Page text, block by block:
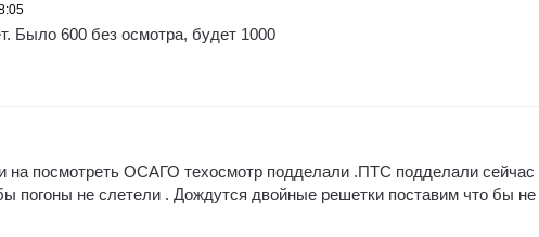
Было 600 без осмотра, будет 1000
на посмотреть ОСАГО техосмотр подделали .ПТС подделали сейчас
погоны не слетели . Дождутся двойные решетки поставим что бы не